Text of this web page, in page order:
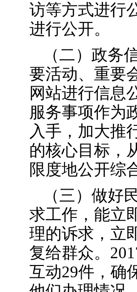
访等方式进行
进行公开。
（二）政务
要活动、重要
网站进行信息
服务事项作为
入手，加大推
的核心目标，
限度地公开综
（三）做好
求工作，能立
理的诉求，立
复给群众。
互动29件，确